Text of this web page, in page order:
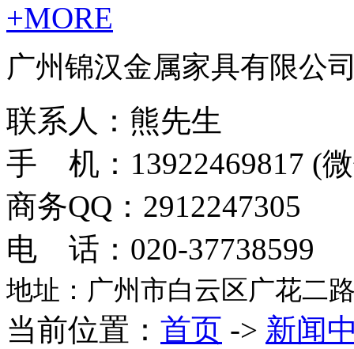
+MORE
广州锦汉金属家具有限公
联系人：熊先生
手 机：13922469817 (
商务QQ：2912247305
电 话：020-37738599
地址：广州市白云区广花二
当前位置： 首页 -> 新闻